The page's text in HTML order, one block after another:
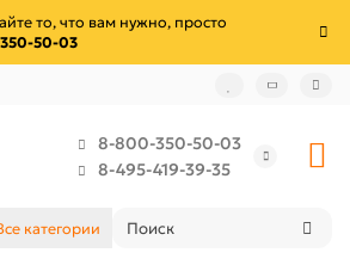
то, что вам нужно, просто
50-03
8-800-350-50-03
8-495-419-39-35
категории